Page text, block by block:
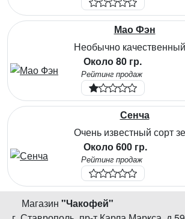
Мао Фэн
Около 80 гр.
Рейтинг продаж
Сенча
Около 600 гр.
Рейтинг продаж
Магазин "Чакофей"